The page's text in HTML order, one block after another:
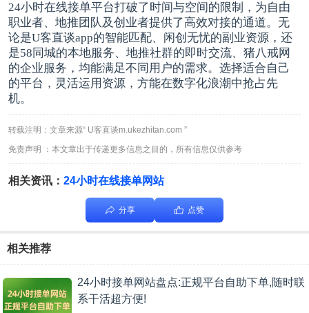
24小时在线接单平台打破了时间与空间的限制，为自由
职业者、地推团队及创业者提供了高效对接的通道。无
论是U客直谈app的智能匹配、闲创无忧的副业资源，还
是58同城的本地服务、地推社群的即时交流、猪八戒网
的企业服务，均能满足不同用户的需求。选择适合自己
的平台，灵活运用资源，方能在数字化浪潮中抢占先
机。
转载注明：文章来源“ U客直谈m.ukezhitan.com ”
免责声明 ：本文章出于传递更多信息之目的，所有信息仅供参考
相关资讯： 24小时在线接单网站
分享 点赞
相关推荐
24小时接单网站盘点:正规平台自助下单,随时联
系干活超方便!